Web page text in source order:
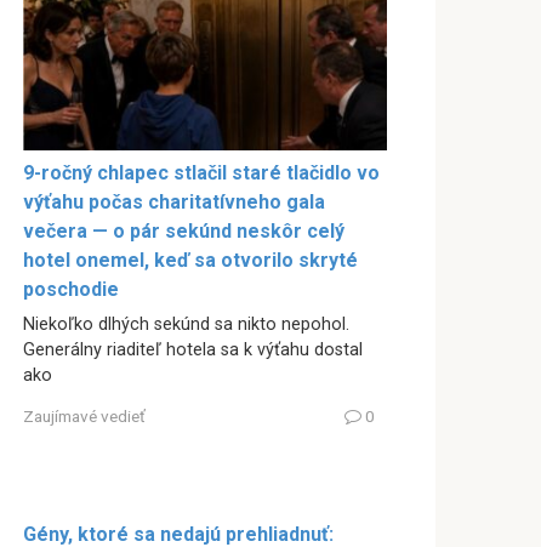
9-ročný chlapec stlačil staré tlačidlo vo
výťahu počas charitatívneho gala
večera — o pár sekúnd neskôr celý
hotel onemel, keď sa otvorilo skryté
poschodie
Niekoľko dlhých sekúnd sa nikto nepohol.
Generálny riaditeľ hotela sa k výťahu dostal
ako
Zaujímavé vedieť 0
Gény, ktoré sa nedajú prehliadnuť: